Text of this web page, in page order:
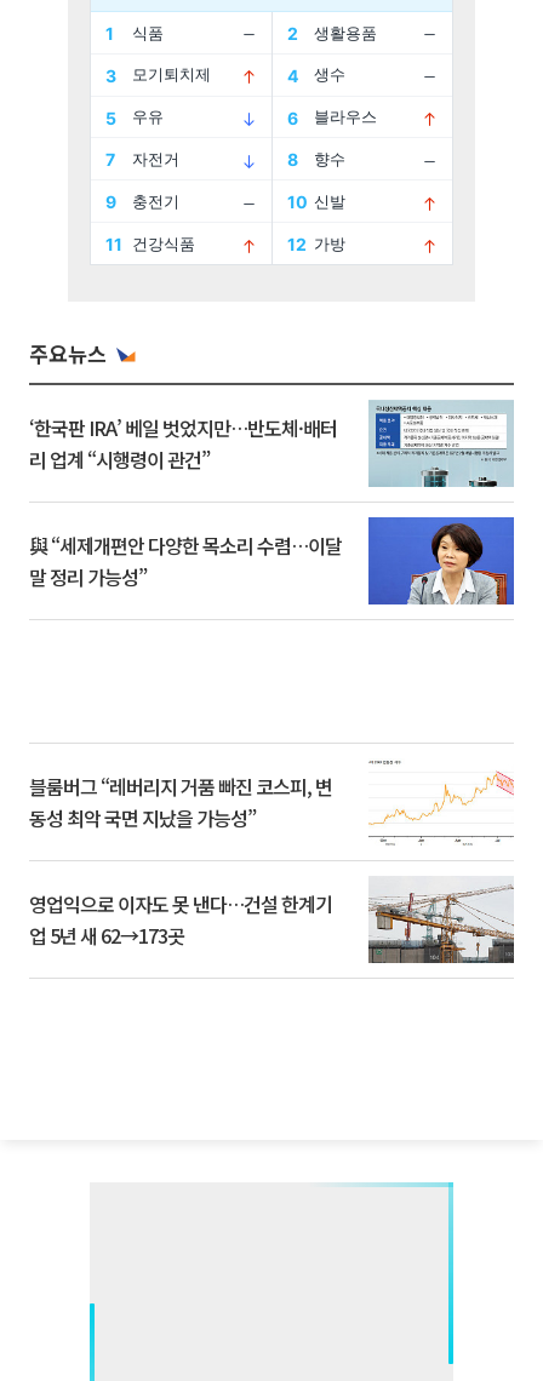
주요뉴스
‘한국판 IRA’ 베일 벗었지만…반도체·배터
리 업계 “시행령이 관건”
與 “세제개편안 다양한 목소리 수렴…이달
말 정리 가능성”
블룸버그 “레버리지 거품 빠진 코스피, 변
동성 최악 국면 지났을 가능성”
영업익으로 이자도 못 낸다…건설 한계기
업 5년 새 62→173곳